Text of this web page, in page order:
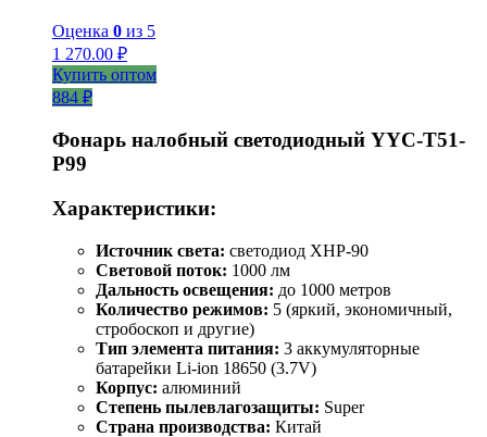
Оценка 0 из 5
1 270.00 ₽
Купить оптом
884 ₽
Фонарь налобный светодиодный YYC-T51-
P99
Характеристики:
Источник света: светодиод XHP-90
Световой поток: 1000 лм
Дальность освещения: до 1000 метров
Количество режимов: 5 (яркий, экономичный,
стробоскоп и другие)
Тип элемента питания: 3 аккумуляторные
батарейки Li-ion 18650 (3.7V)
Корпус: алюминий
Степень пылевлагозащиты: Super
Страна производства: Китай